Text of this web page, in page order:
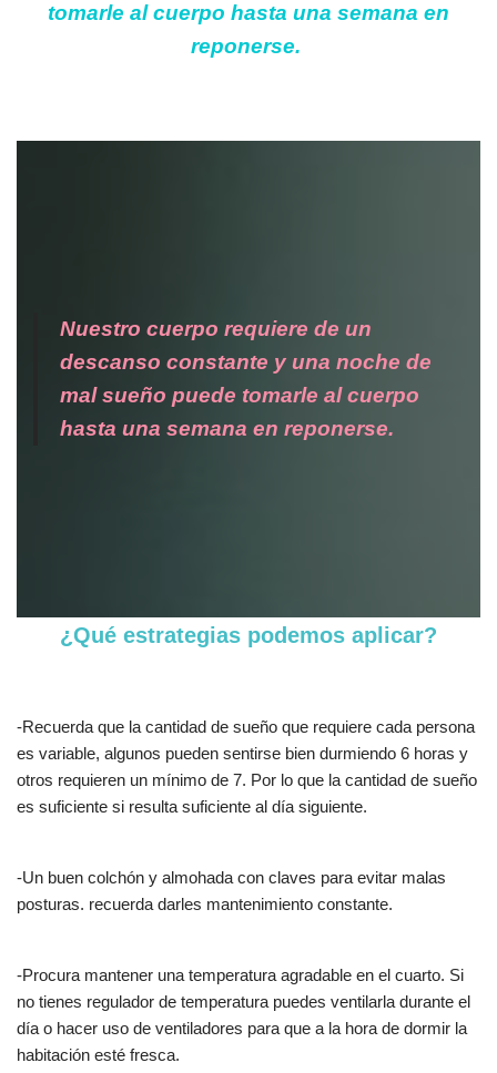
tomarle al cuerpo hasta una semana en
reponerse.
Nuestro cuerpo requiere de un
descanso constante y una noche de
mal sueño puede tomarle al cuerpo
hasta una semana en reponerse.
¿Qué estrategias podemos aplicar?
-Recuerda que la cantidad de sueño que requiere cada persona
es variable, algunos pueden sentirse bien durmiendo 6 horas y
otros requieren un mínimo de 7. Por lo que la cantidad de sueño
es suficiente si resulta suficiente al día siguiente.
-Un buen colchón y almohada con claves para evitar malas
posturas. recuerda darles mantenimiento constante.
-Procura mantener una temperatura agradable en el cuarto. Si
no tienes regulador de temperatura puedes ventilarla durante el
día o hacer uso de ventiladores para que a la hora de dormir la
habitación esté fresca.